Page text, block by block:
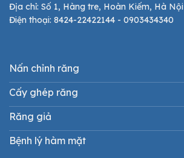
Địa chỉ: Số 1, Hàng tre, Hoàn Kiếm, Hà Nội
Điện thoại: 8424-22422144 - 0903434340
Nấn chỉnh răng
Cấy ghép răng
Răng giả
Bệnh lý hàm mặt